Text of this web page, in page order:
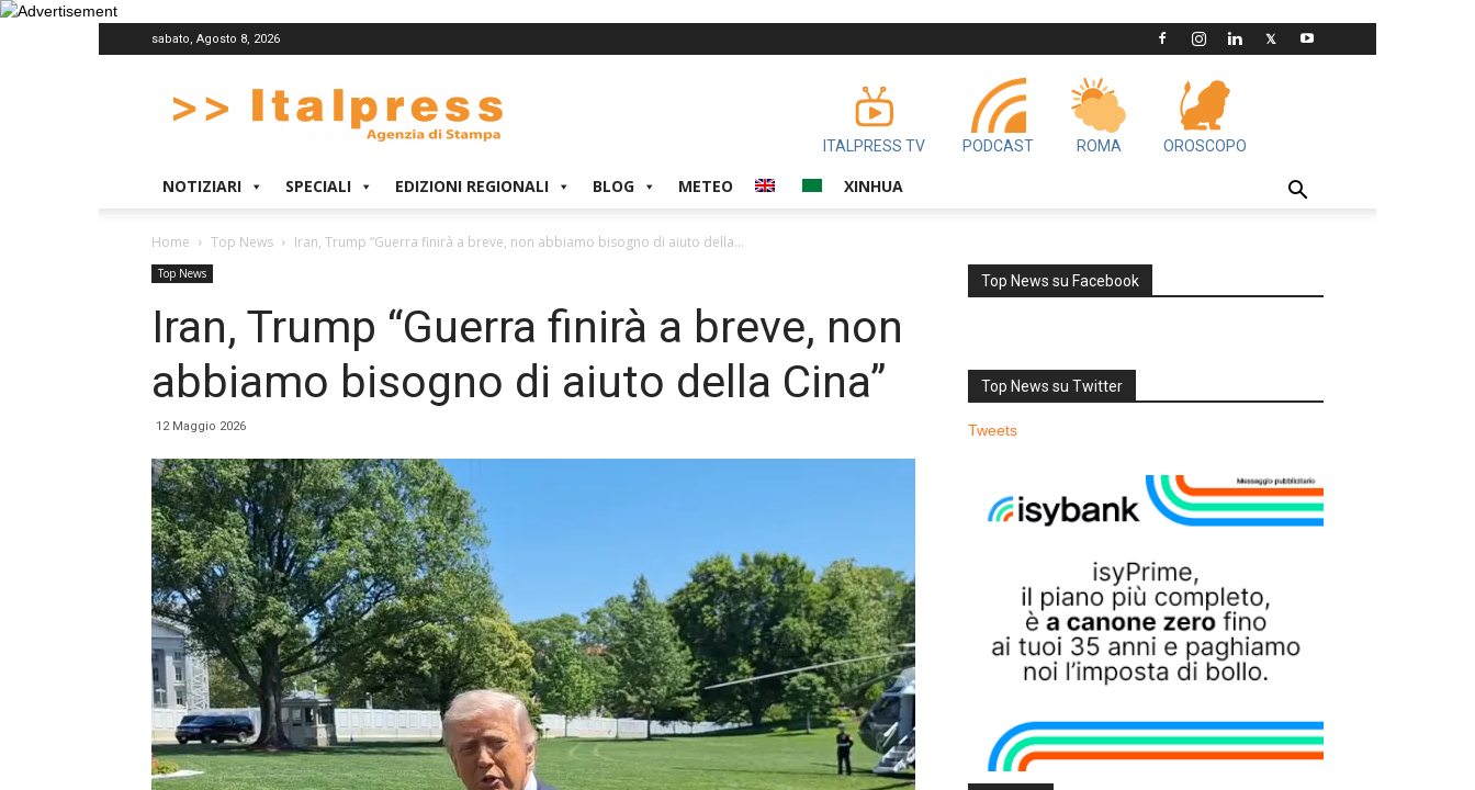
sabato, Agosto 8, 2026
ITALPRESS TV PODCAST ROMA OROSCOPO
NOTIZIARI SPECIALI EDIZIONI REGIONALI BLOG METEO XINHUA
Home Top News Iran, Trump “Guerra finirà a breve, non abbiamo bisogno di aiuto della...
Top News
Iran, Trump “Guerra finirà a breve, non
abbiamo bisogno di aiuto della Cina”
12 Maggio 2026
Top News su Facebook
Top News su Twitter
Tweets